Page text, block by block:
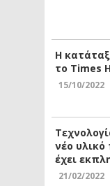
Η
το Times
15/10/2022
νέο υλικό
έχει
21/02/2022